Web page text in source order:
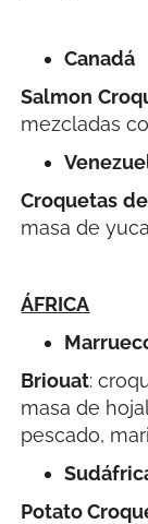
Canadá
Salmon
mezcladas
Croquetas de
masa de
ÁFRICA
Briouat:
masa de
pescado,
Potato